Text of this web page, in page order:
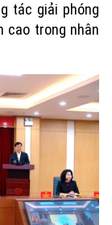
tác giải phóng
cao trong nhân